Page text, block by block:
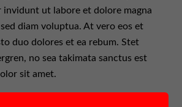
invidunt ut labore et dolore magna
diam voluptua. At vero eos et
duo dolores et ea rebum. Stet
no sea takimata sanctus est
sit amet.